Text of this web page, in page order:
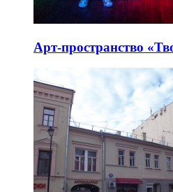
Арт-пространство